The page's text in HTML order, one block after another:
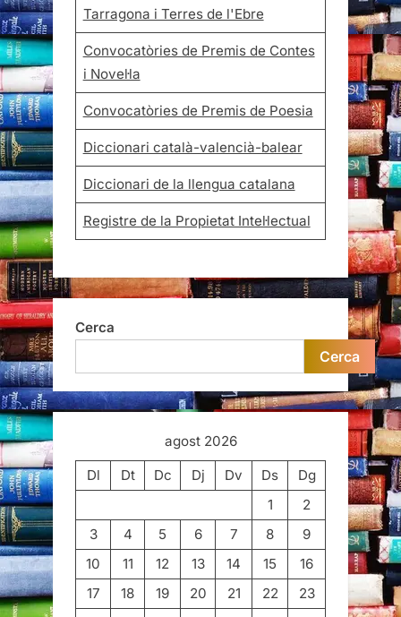
Tarragona i Terres de l'Ebre
Convocatòries de Premis de Contes
i Novel·la
Convocatòries de Premis de Poesia
Diccionari català-valencià-balear
Diccionari de la llengua catalana
Registre de la Propietat Intel·lectual
Cerca
Cerca
agost 2026
Dl
Dt Dc Dj Dv Ds
Dg
1
2
3
4 5 6 7 8
9
10
11 12 13 14 15
16
17
18 19 20 21 22
23